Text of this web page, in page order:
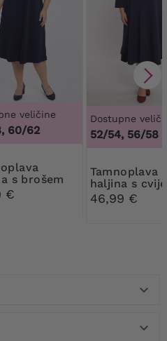
veličine
60/62
s brošem
€
Dostupne
52/54, 56/58
Tamnoplava
haljina s
od cirkona
46,99 €

